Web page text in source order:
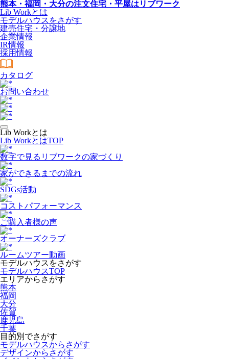
熊本・福岡・大分の注文住宅・平屋はリブワーク
Lib Workとは
モデルハウスをさがす
建売住宅・分譲地
企業情報
IR情報
採用情報
カタログ
お問い合わせ
Lib Workとは
Lib WorkとはTOP
数字で⾒るリブワークの家づくり
家ができるまでの流れ
SDGs活動
コストパフォーマンス
ご購入者様の声
オーナーズクラブ
ルームツアー動画
モデルハウスをさがす
モデルハウスTOP
エリアからさがす
熊本
福岡
大分
佐賀
鹿児島
千葉
目的別でさがす
モデルハウスからさがす
デザインからさがす